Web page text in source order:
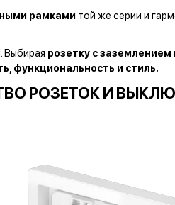
рамками той же серии и
Выбирая розетку с
функциональность и стиль.
РОЗЕТОК И